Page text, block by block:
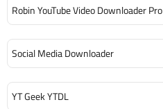
Robin YouTube Video Downloader Pro
Social Media Downloader
YT Geek YTDL